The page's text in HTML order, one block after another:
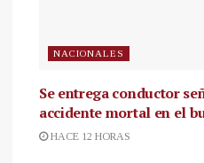
NACIONALES
Se entrega conductor
accidente mortal en el
HACE 12 HORAS